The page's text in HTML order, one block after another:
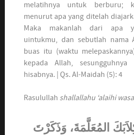
melatihnya untuk berburu;
menurut apa yang ditelah
Maka makanlah dari apa
uintukmu, dan sebutlah nama
buas itu (waktu
kepada Allah,
hisabnya. | Qs. Al-Maidah (5): 4
Rasulullah shallallahu ‘alaihi
المُعَلَّمَةَ، وَذَكَرْتَ